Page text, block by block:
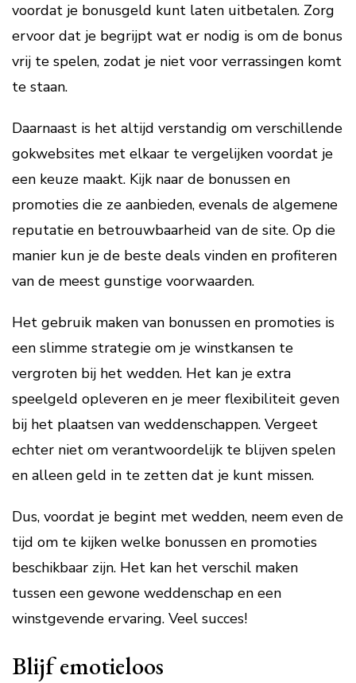
voordat je bonusgeld kunt laten uitbetalen. Zorg
ervoor dat je begrijpt wat er nodig is om de bonus
vrij te spelen, zodat je niet voor verrassingen komt
te staan.
Daarnaast is het altijd verstandig om verschillende
gokwebsites met elkaar te vergelijken voordat je
een keuze maakt. Kijk naar de bonussen en
promoties die ze aanbieden, evenals de algemene
reputatie en betrouwbaarheid van de site. Op die
manier kun je de beste deals vinden en profiteren
van de meest gunstige voorwaarden.
Het gebruik maken van bonussen en promoties is
een slimme strategie om je winstkansen te
vergroten bij het wedden. Het kan je extra
speelgeld opleveren en je meer flexibiliteit geven
bij het plaatsen van weddenschappen. Vergeet
echter niet om verantwoordelijk te blijven spelen
en alleen geld in te zetten dat je kunt missen.
Dus, voordat je begint met wedden, neem even de
tijd om te kijken welke bonussen en promoties
beschikbaar zijn. Het kan het verschil maken
tussen een gewone weddenschap en een
winstgevende ervaring. Veel succes!
Blijf emotieloos